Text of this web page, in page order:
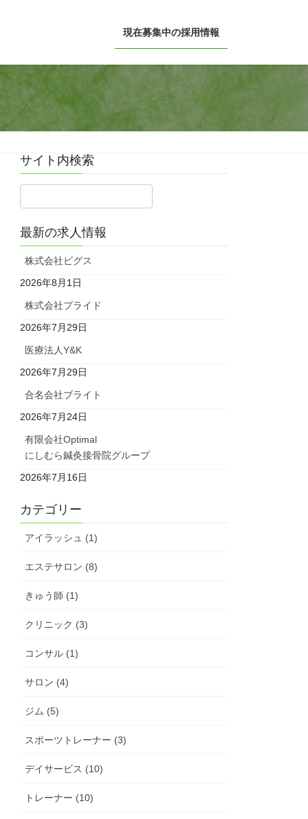
現在募集中の採用情報
サイト内検索
最新の求人情報
株式会社ビグス
2026年8月1日
株式会社プライド
2026年7月29日
医療法人Y&K
2026年7月29日
合名会社ブライト
2026年7月24日
有限会社Optimal
にしむら鍼灸接骨院グループ
2026年7月16日
カテゴリー
アイラッシュ (1)
エステサロン (8)
きゅう師 (1)
クリニック (3)
コンサル (1)
サロン (4)
ジム (5)
スポーツトレーナー (3)
デイサービス (10)
トレーナー (10)